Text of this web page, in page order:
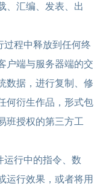
、汇编、发表、出
过程中释放到任何终
户端与服务器端的交
数据，进行复制、修
何衍生作品，形式包
班授权的第三方工
运行中的指令、数
运行效果，或者将用